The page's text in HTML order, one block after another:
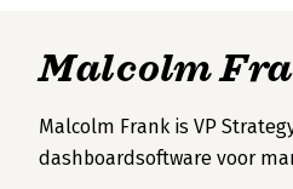
Malcolm
Malcolm Frank is VP
dashboardsoftware voor